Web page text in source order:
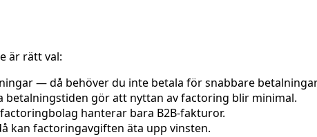
är rätt val:
— då behöver du inte betala för snabbare
gör att nyttan av factoring blir minimal.
hanterar bara B2B-fakturor.
kan factoringavgiften äta upp vinsten.